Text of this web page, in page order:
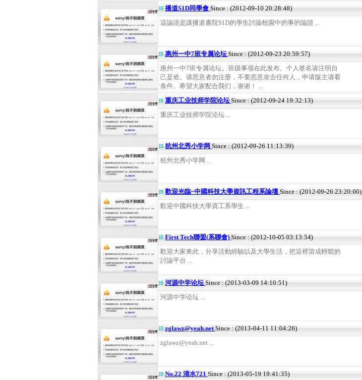
播道S1D同學會 Since : (2012-09-10 20:28:48)
這論譠是讓播道書院S1D的學生討論校園中的事的論譠 ...
惠州一中7班专属论坛Since : (2012-09-23 20:59:57)
惠州一中7班专属论坛。班级事项在此发布。个人签名请注明自
己是谁。请恶意者勿注册，不要恶意攻击任何人，申请版主请看
条件。希望大家配合我们，谢谢！ ...
重庆工业技师学院论坛Since : (2012-09-24 19:32:13)
重庆工业技师学院论坛 ...
杭州北秀小学网 Since : (2012-09-26 11:13:39)
杭州北秀小学网 ...
歡迎光臨~中國科技大學資訊工程系論壇 Since : (2012-09-26 23:20:00)
歡迎中國科技大學資工系學生 ...
First Tech聯盟(系聯會) Since : (2012-10-05 03:13:54)
歡迎大家來此，分享活動經驗以及大學生活，把這裡當成輕鬆的
討論平台 ...
河源中学论坛Since : (2013-03-09 14:10:51)
河源中学论坛 ...
zglawz@yeah.netSince : (2013-04-11 11:04:26)
zglawz@yeah.net ...
No.22 清水721 Since : (2013-05-19 19:41:35)